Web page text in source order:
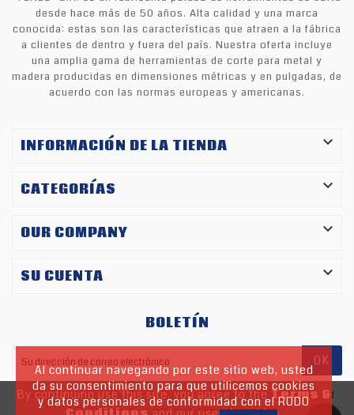
By continuing use this site, you agree to the Terms &
desde hace más de 50 años. Alta calidad y una marca
conocida: estas son las características que atraen a la fábrica
a clientes de dentro y fuera del país. Nuestra oferta incluye
una amplia gama de herramientas de corte para metal y
madera producidas en dimensiones métricas y en pulgadas, de
acuerdo con las normas europeas y americanas.
INFORMACIÓN DE LA TIENDA 
CATEGORÍAS 
OUR COMPANY 
SU CUENTA 
BOLETÍN
OK
You may unsubscribe at any moment. For that purpose, please find
our contact info in the legal notice.
Al continuar navegando por este sitio web, usted
da su consentimiento para que utilicemos cookies
y datos personales de conformidad con el RODO